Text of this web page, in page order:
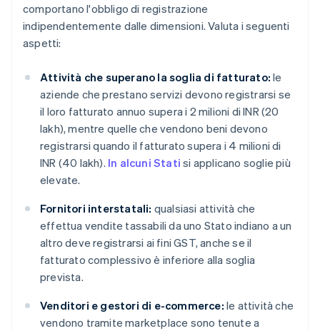
comportano l'obbligo di registrazione
indipendentemente dalle dimensioni. Valuta i seguenti
aspetti:
Attività che superano la soglia di fatturato: le
aziende che prestano servizi devono registrarsi se
il loro fatturato annuo supera i 2 milioni di INR (20
lakh), mentre quelle che vendono beni devono
registrarsi quando il fatturato supera i 4 milioni di
INR (40 lakh). In alcuni Stati si applicano soglie più
elevate.
Fornitori interstatali: qualsiasi attività che
effettua vendite tassabili da uno Stato indiano a un
altro deve registrarsi ai fini GST, anche se il
fatturato complessivo è inferiore alla soglia
prevista.
Venditori e gestori di e-commerce: le attività che
vendono tramite marketplace sono tenute a